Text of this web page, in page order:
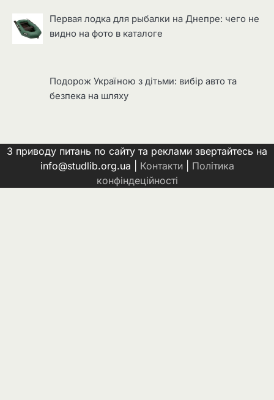
Первая лодка для рыбалки на Днепре: чего не
видно на фото в каталоге
Подорож Україною з дітьми: вибір авто та
безпека на шляху
З приводу питань по сайту та реклами звертайтесь на
info@studlib.org.ua | Контакти| Політика
конфіндеційності